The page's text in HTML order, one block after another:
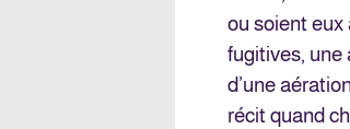
ou soient
fugitives, une
d’une
récit quand